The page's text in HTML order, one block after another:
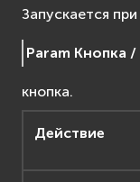
Запускается
Param Кнопка
кнопка.
Действие